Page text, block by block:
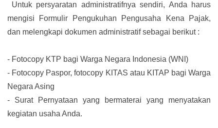
Untuk persyaratan administratifnya sendiri, Anda harus
mengisi Formulir Pengukuhan Pengusaha Kena Pajak,
dan melengkapi dokumen administratif sebagai berikut :
- Fotocopy KTP bagi Warga Negara Indonesia (WNI)
- Fotocopy Paspor, fotocopy KITAS atau KITAP bagi Warga
Negara Asing
-
Surat Pernyataan yang bermaterai yang menyatakan
kegiatan usaha Anda.